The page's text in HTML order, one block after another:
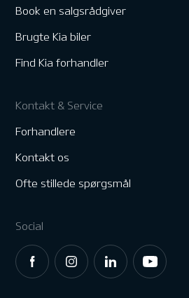
Book en salgsrådgiver
Brugte Kia biler
Find Kia forhandler
Kontakt & Service
Forhandlere
Kontakt os
Ofte stillede spørgsmål
Social